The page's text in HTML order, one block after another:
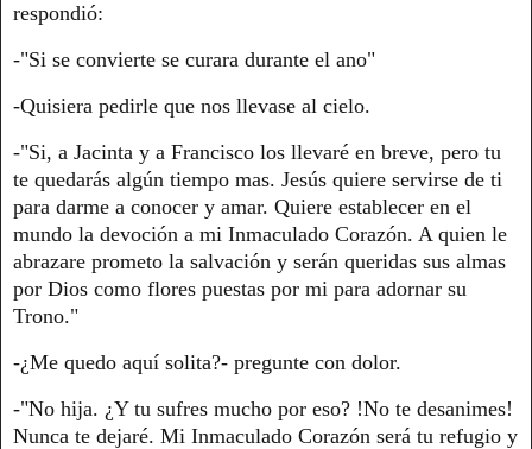
respondió:
-"Si se convierte se curara durante el ano"
-Quisiera pedirle que nos llevase al cielo.
-"Si, a Jacinta y a Francisco los llevaré en breve, pero tu
te quedarás algún tiempo mas. Jesús quiere servirse de ti
para darme a conocer y amar. Quiere establecer en el
mundo la devoción a mi Inmaculado Corazón. A quien le
abrazare prometo la salvación y serán queridas sus almas
por Dios como flores puestas por mi para adornar su
Trono."
-¿Me quedo aquí solita?- pregunte con dolor.
-"No hija. ¿Y tu sufres mucho por eso? !No te desanimes!
Nunca te dejaré. Mi Inmaculado Corazón será tu refugio y